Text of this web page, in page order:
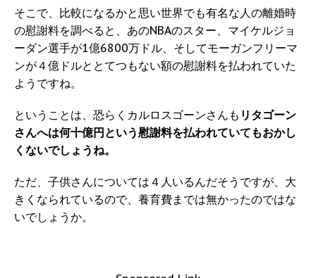
そこで、比較になるかと思い世界でも有名な人の離婚時
の慰謝料を調べると、あのNBAのスター、マイケルジョ
ーダン選手が1億6800万ドル、そしてモーガンフリーマ
ンが４億ドルととてつもない額の慰謝料を払われていた
ようですね。
ということは、恐らくカルロスゴーンさんも リタゴーン
さんへは何十億円という慰謝料を払われていてもおかし
くないでしょうね。
ただ、子供さんについては４人いるんだそうですが、大
きくなられているので、養育費までは無かったのではな
いでしょうか。